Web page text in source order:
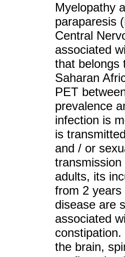
Myelopathy
paraparesis
Central
associated
that belongs
Saharan
PET
prevalence
infection is
is
and / or
adults, its
from 2
disease are
associated
the brain,